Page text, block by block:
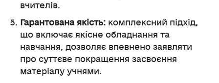
вчителів.
Гарантована якість: комплексний підхід,
що включає якісне обладнання та
навчання, дозволяє впевнено заявляти
про суттєве покращення засвоєння
матеріалу учнями.